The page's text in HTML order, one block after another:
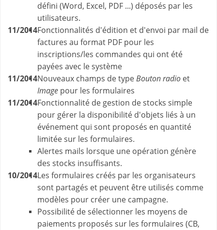
défini (Word, Excel, PDF ...) déposés par les
utilisateurs.
11/2014Fonctionnalités d'édition et d'envoi par mail de
factures au format PDF pour les
inscriptions/les commandes qui ont été
payées avec le système
11/2014Nouveaux champs de typeBouton radio et
Image pour les formulaires
11/2014Fonctionnalité de gestion de stocks simple
pour gérer la disponibilité d'objets liés à un
événement qui sont proposés en quantité
limitée sur les formulaires.
Alertes mails lorsque une opération génère
des stocks insuffisants.
10/2014Les formulaires créés par les organisateurs
sont partagés et peuvent être utilisés comme
modèles pour créer une campagne.
Possibilité de sélectionner les moyens de
paiements proposés sur les formulaires (CB,